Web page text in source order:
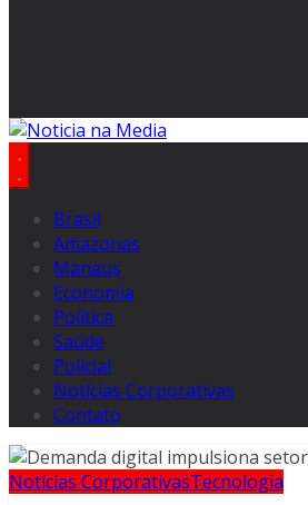
Brasil
Amazonas
Manaus
Economia
Politica
Saúde
Policial
Notícias Corporativas
Contato
Notícias CorporativasTecnologia